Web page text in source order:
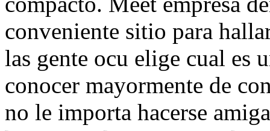
conveniente sitio para
las gente ocu elige cual es
conocer mayormente de
no le importa hacerse